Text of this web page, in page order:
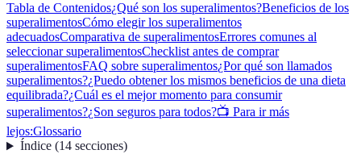
Tabla de Contenidos¿Qué son los superalimentos?Beneficios de los
superalimentosCómo elegir los superalimentos
adecuadosComparativa de superalimentosErrores comunes al
seleccionar superalimentosChecklist antes de comprar
superalimentosFAQ sobre superalimentos¿Por qué son llamados
superalimentos?¿Puedo obtener los mismos beneficios de una dieta
equilibrada?¿Cuál es el mejor momento para consumir
superalimentos?¿Son seguros para todos?📺 Para ir más
lejos:Glossario
Índice(14 secciones)